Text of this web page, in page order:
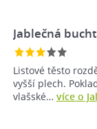
Jablečná
Listové těsto
vyšší plech.
vlašské… více o